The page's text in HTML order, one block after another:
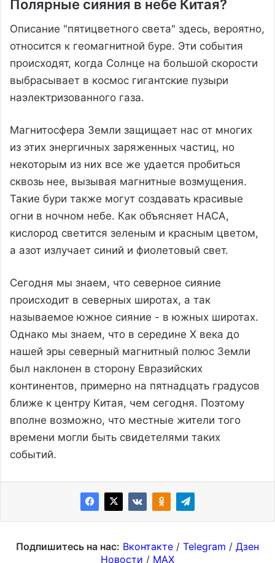
Полярные сияния в небе Китая?
Описание "пятицветного света" здесь, вероятно,
относится к геомагнитной буре. Эти события
происходят, когда Солнце на большой скорости
выбрасывает в космос гигантские пузыри
наэлектризованного газа.
Магнитосфера Земли защищает нас от многих
из этих энергичных заряженных частиц, но
некоторым из них все же удается пробиться
сквозь нее, вызывая магнитные возмущения.
Такие бури также могут создавать красивые
огни в ночном небе. Как объясняет НАСА,
кислород светится зеленым и красным цветом,
а азот излучает синий и фиолетовый свет.
Сегодня мы знаем, что северное сияние
происходит в северных широтах, а так
называемое южное сияние - в южных широтах.
Однако мы знаем, что в середине X века до
нашей эры северный магнитный полюс Земли
был наклонен в сторону Евразийских
континентов, примерно на пятнадцать градусов
ближе к центру Китая, чем сегодня. Поэтому
вполне возможно, что местные жители того
времени могли быть свидетелями таких
событий.
Подпишитесь на нас: Вконтакте / Telegram / Дзен
Новости / MAX